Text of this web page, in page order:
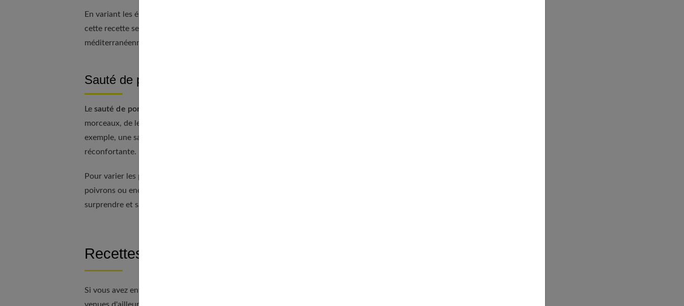
En variant les épices et herbes aromatiques, comme le thym ou le romarin, vous pouvez personnaliser
cette recette selon vos goûts. Vous pouvez également ajouter des tomates concassées pour une touche
méditerranéenne ou des champignons pour plus de profondeur.
Sauté de porc au Cookeo : Facile et délicieux
Le sauté de porc
morceaux, de les faire revenir dans le Cookeo, puis d'ajouter des légumes et une sauce adaptée. Par
exemple, une sauce à base de moutarde et de crème fraîche apportera une saveur douce et
réconfortante.
Pour varier les plaisirs, essayez d'incorporer différents légumes de saison comme des courgettes, des
poivrons ou encore des petits pois. Les possibilités sont infinies, et chaque version de ce plat saura
surprendre et satisfaire votre famille.
Recettes exotiques avec le Cookeo
Si vous avez envie d'emmener vos papilles en voyage, le Cookeo est parfait pour explorer des recettes
venues d'ailleurs. Des